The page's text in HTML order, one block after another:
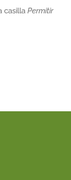
casilla Permitir